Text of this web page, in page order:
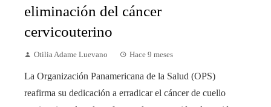
eliminación del cáncer
cervicouterino
Otilia Adame Luevano Hace 9 meses
La Organización Panamericana de la Salud (OPS)
reafirma su dedicación a erradicar el cáncer de cuello